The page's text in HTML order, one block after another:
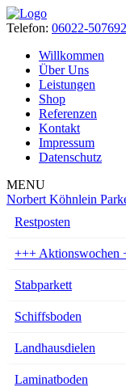
Telefon: 06022-507692
Willkommen
Über Uns
Leistungen
Shop
Referenzen
Kontakt
Impressum
Datenschutz
MENU
Norbert Köhnlein
Restposten
+++ Aktionswochen
Stabparkett
Schiffsboden
Landhausdielen
Laminatboden